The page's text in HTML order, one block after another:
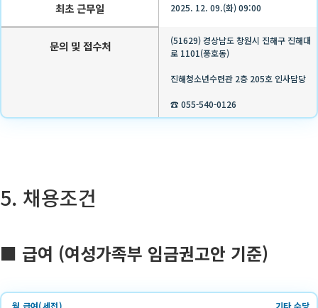
최초 근무일 2025. 12. 09.(화) 09:00
문의 및 접수처
(51629) 경상남도 창원시 진해구 진해대
로 1101(풍호동)
진해청소년수련관 2층 205호 인사담당
☎ 055-540-0126
5. 채용조건
■ 급여 (여성가족부 임금권고안 기준)
월 급여(세전) 기타 수당